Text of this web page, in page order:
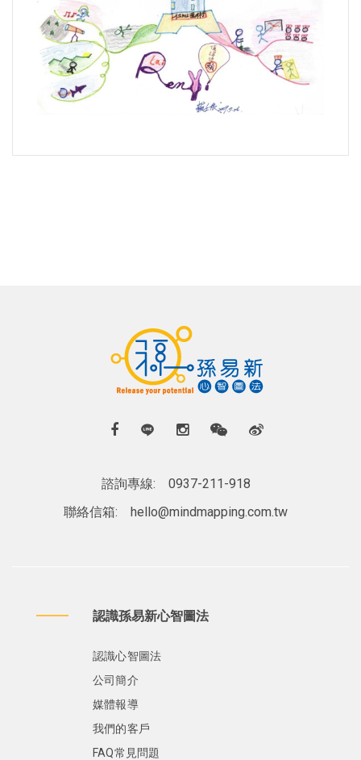
諮詢專線:
0937-211-918
聯絡信箱:
hello@mindmapping.com.tw
認識孫易新心智圖法
認識心智圖法
公司簡介
媒體報導
我們的客戶
FAQ常見問題